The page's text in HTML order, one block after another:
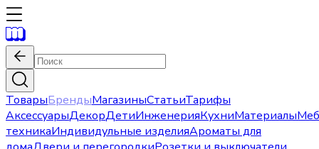
ТоварыБрендыМагазиныСтатьиТарифы
АксессуарыДекорДетиИнженерияКухниМатериалы
техникаИндивидульные изделияАроматы для